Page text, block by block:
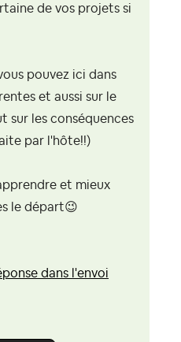
de vos projets si
pouvez ici dans
et aussi sur le
sur les conséquences
par l'hôte!!)
et mieux
le départ😉
dans l'envoi